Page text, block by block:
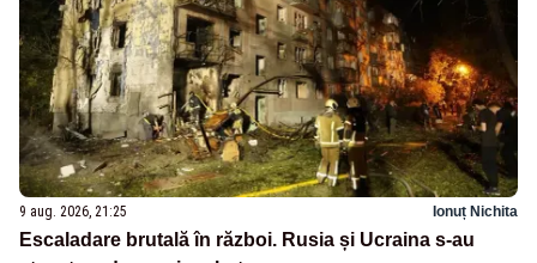
9 aug. 2026, 21:25 Ionuț Nichita
Escaladare brutală în război. Rusia și Ucraina s-au